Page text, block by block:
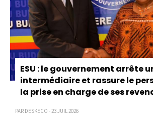
ESU : le gouvernement arrête
intermédiaire et rassure le
la prise en charge de ses
PAR DESKECO - 23 JUIL 2026